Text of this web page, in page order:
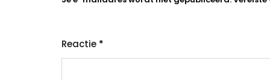
Reactie *